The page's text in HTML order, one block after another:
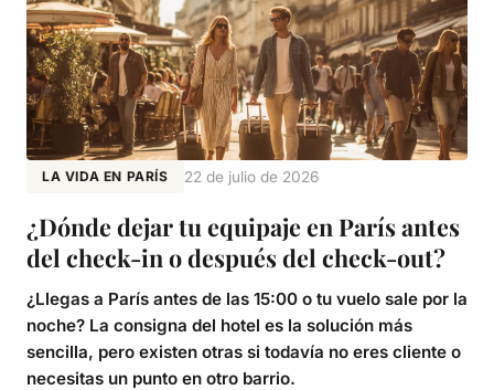
LA VIDA EN PARÍS 22 de julio de 2026
¿Dónde dejar tu equipaje en París antes
del check-in o después del check-out?
¿Llegas a París antes de las 15:00 o tu vuelo sale por la
noche? La consigna del hotel es la solución más
sencilla, pero existen otras si todavía no eres cliente o
necesitas un punto en otro barrio.